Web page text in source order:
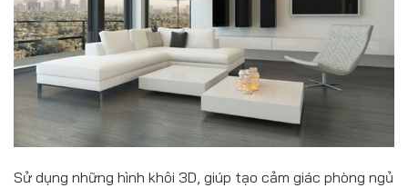
Sử dụng những hình khôi 3D, giúp tạo cảm giác phòng ngủ